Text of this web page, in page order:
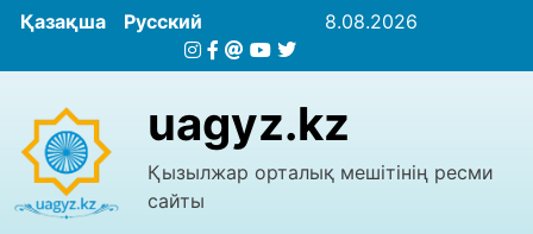
Қазақша Русский 8.08.2026
uagyz.kz
Қызылжар орталық мешітінің ресми
сайты